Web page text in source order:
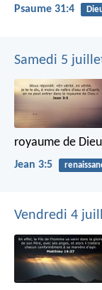
Psaume 31:4
Samedi 5
royaume de
Jean 3:5
Vendredi 4